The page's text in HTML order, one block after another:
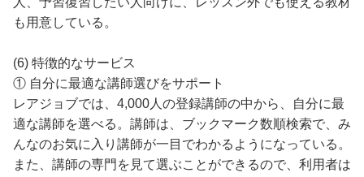
も用意している。
(6) 特徴的なサービス
① 自分に最適な講師選びをサポート
レアジョブでは、4,000人の登録講師の中から、自分に最
適な講師を選べる。講師は、ブックマーク数順検索で、み
んなのお気に入り講師が一目でわかるようになっている。
また、講師の専門を見て選ぶことができるので、利用者は